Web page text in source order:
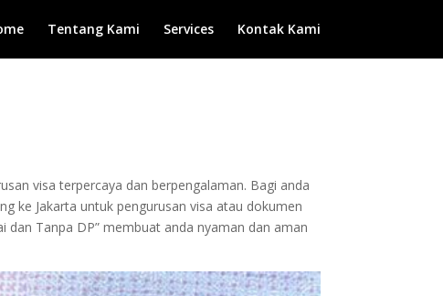
Tentang Kami Services Kontak Kami
visa terpercaya dan berpengalaman. Bagi anda
ke Jakarta untuk pengurusan visa atau dokumen
dan Tanpa DP” membuat anda nyaman dan aman